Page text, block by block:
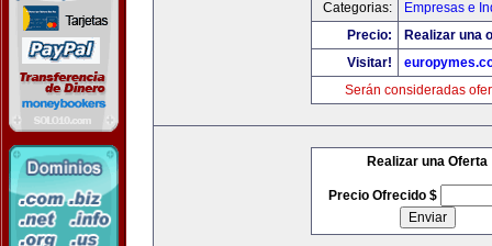
Categorias:
Empresas e
Precio:
Realizar una
Visitar!
Serán consideradas
Realizar una Oferta
Precio Ofrecido $